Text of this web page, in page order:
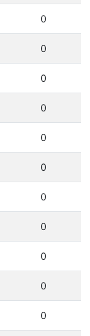
0
0
0
0
0
0
0
0
0
0
0